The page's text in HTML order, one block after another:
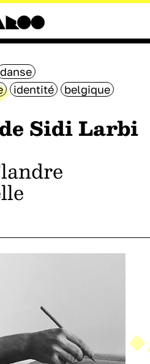
danse
identité
belgique
de Sidi Larbi